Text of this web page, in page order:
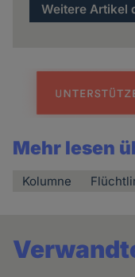
Weitere Artikel
Mehr lesen
Kolumne